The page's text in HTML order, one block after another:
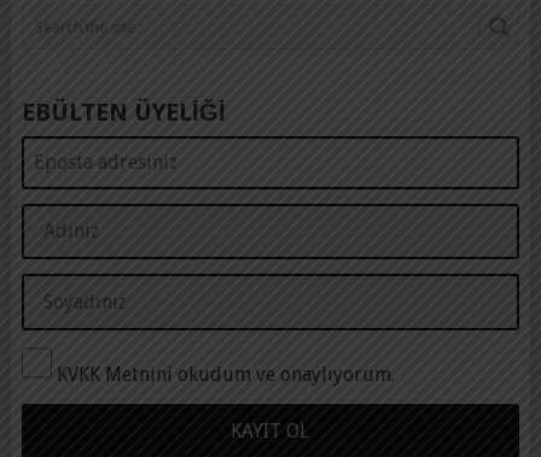
EBÜLTEN ÜYELİĞİ
KVKK Metnini okudum ve onaylıyorum.